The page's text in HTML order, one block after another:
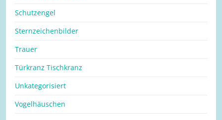
Schutzengel
Sternzeichenbilder
Trauer
Türkranz Tischkranz
Unkategorisiert
Vogelhäuschen